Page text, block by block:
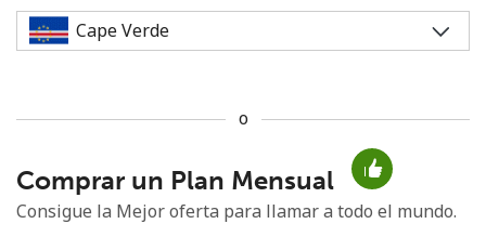
No se ha creado una contraseña
Mínimo 8 caracteres
Una letra mayúscula y una minúscula
Un número
o
Comprar un Plan Mensual
Consigue la Mejor oferta para llamar a todo el mundo.